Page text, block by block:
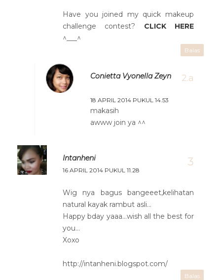
Have you joined my quick makeup
challenge contest? CLICK HERE
^___^
Balas
Conietta Vyonella Zeyn
18 APRIL 2014 PUKUL 14.53
makasih
awww join ya ^^
Intanheni
16 APRIL 2014 PUKUL 11.28
Wig nya bagus bangeeet,kelihatan
natural kayak rambut asli...
Happy bday yaaa...wish all the best for
you...
Xoxo
http://intanheni.blogspot.com/
Balas